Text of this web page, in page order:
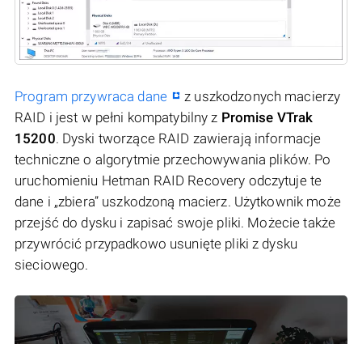
Program przywraca dane
z uszkodzonych macierzy
RAID i jest w pełni kompatybilny z Promise VTrak
15200. Dyski tworzące RAID zawierają informacje
techniczne o algorytmie przechowywania plików. Po
uruchomieniu Hetman RAID Recovery odczytuje te
dane i „zbiera” uszkodzoną macierz. Użytkownik może
przejść do dysku i zapisać swoje pliki. Możecie także
przywrócić przypadkowo usunięte pliki z dysku
sieciowego.